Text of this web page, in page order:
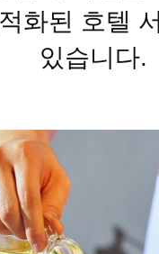
화된 호텔
있습니다.